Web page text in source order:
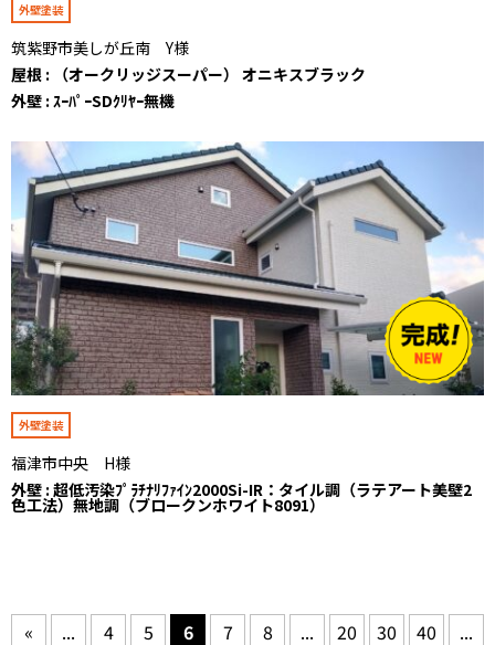
外壁塗装
筑紫野市美しが丘南 Y様
屋根 : （オークリッジスーパー） オニキスブラック
外壁 : ｽｰﾊﾟｰSDｸﾘﾔｰ無機
外壁塗装
福津市中央 H様
外壁 : 超低汚染ﾌﾟﾗﾁﾅﾘﾌｧｲﾝ2000Si-IR：タイル調（ラテアート美壁2
色工法）無地調（ブロークンホワイト8091）
« ... 4 5 6 7 8 ... 20 30 40 ...